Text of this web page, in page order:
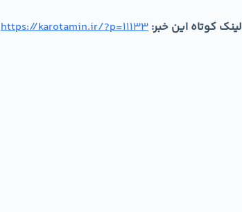
لینک کوتاه این خبر: https://karotamin.ir/?p=11133